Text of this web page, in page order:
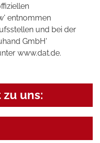
entnommen
und bei der
GmbH'
www.dat.de.
uns: